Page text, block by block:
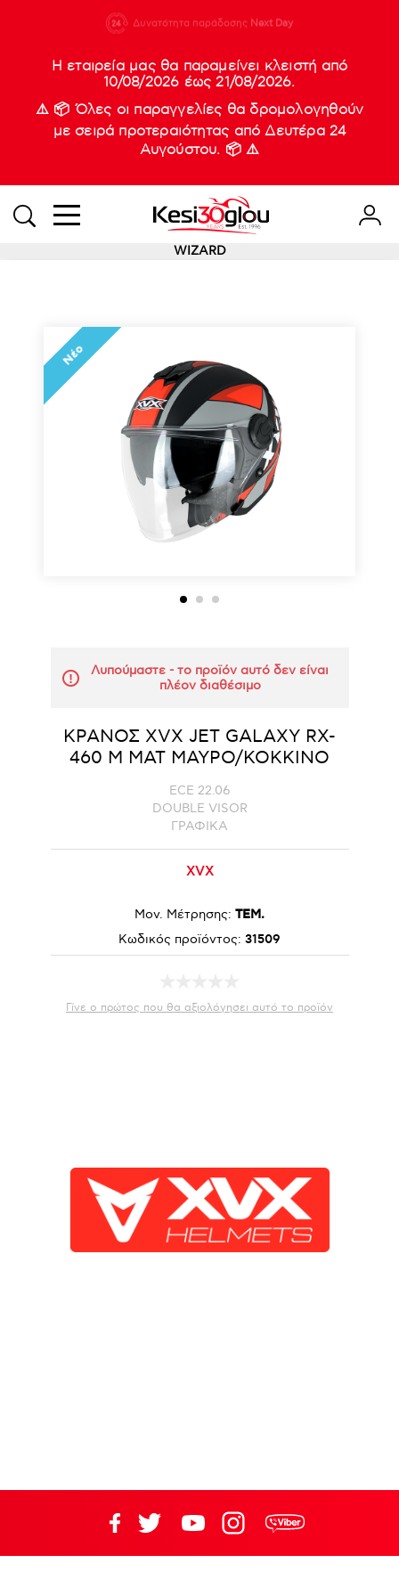
933
Δυνατότητα παράδοσης Next Day
Νέες
Η εταιρεία μας θα παραμείνει κλειστή από
10/08/2026 έως 21/08/2026.
⚠️ 📦 Όλες οι παραγγελίες θα δρομολογηθούν
με σειρά προτεραιότητας από Δευτέρα 24
Αυγούστου. 📦 ⚠️
WIZARD
Νέο
Λυπούμαστε - το προϊόν αυτό δεν είναι
πλέον διαθέσιμο
ΚΡΑΝΟΣ ΧVΧ JET GALAXY RX-
460 M ΜΑΤ ΜΑΥΡΟ/ΚΟΚΚΙΝΟ
ECE 22.06
DOUBLE VISOR
ΓΡΑΦΙΚΑ
XVX
Μον. Μέτρησης: ΤΕΜ.
Κωδικός προϊόντος: 31509
Γίνε ο πρώτος που θα αξιολόγησει αυτό το προϊόν